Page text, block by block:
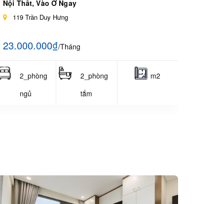
Nội Thất, Vào Ở Ngay
119 Trần Duy Hưng
23.000.000₫/Tháng
2_phòng
ngủ
2_phòng
tắm
m2